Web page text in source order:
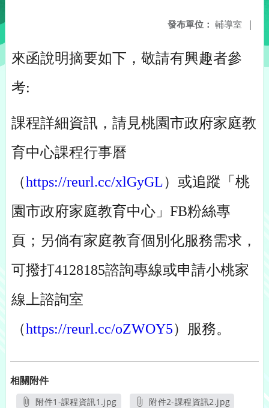
發布單位： 輔導室 |
來函說明摘要如下，敬請有興趣者參
考:
課程詳細資訊，請見桃園市政府家庭教
育中心課程行事曆
（https://reurl.cc/xlGyGL）或追蹤「桃
園市政府家庭教育中心」FB粉絲專
頁；另倘有家庭教育個別化服務需求，
可撥打4128185諮詢專線或申請小桃家
線上諮詢室
（https://reurl.cc/oZWOY5）服務。
相關附件
附件1-課程資訊1.jpg
附件2-課程資訊2.jpg